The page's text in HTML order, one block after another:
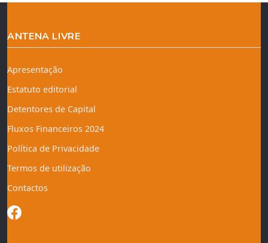
ANTENA LIVRE
Apresentação
Estatuto editorial
Detentores de Capital
Fluxos Financeiros 2024
Política de Privacidade
Termos de utilização
Contactos